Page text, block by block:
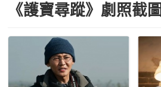
《護寶尋蹤》劇照截圖